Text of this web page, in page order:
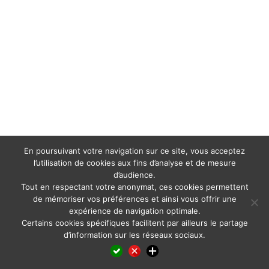
LinkedIn
X WhatsAppPinterest
En poursuivant votre navigation sur ce site, vous acceptez
l’utilisation de cookies aux fins d’analyse et de mesure
d’audience.
Tout en respectant votre anonymat, ces cookies permettent
de mémoriser vos préférences et ainsi vous offrir une
expérience de navigation optimale.
Certains cookies spécifiques facilitent par ailleurs le partage
d’information sur les réseaux sociaux.